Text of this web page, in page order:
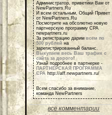
Администратор, приветики Вам от
NewPartners.Ru
И всем остальным, Общий Привет
от NewPartners.Ru
Посмотрите на обсолютно новую
партнерскую программу СРА
newpartners.ru
За регистрацию дарим всем по
500 рублей на
зарегистрированный баланс.
Выкупаем весь Ваш трафик с
сайта за дорого!
Узнай подробнее в партнерке -
ПАРТНЕРСКАЯ ПРОГРАММА
СРА http://aff.newpartners.ru/
Всем спасибо за внимание,
команда NewPartners
все комментарии